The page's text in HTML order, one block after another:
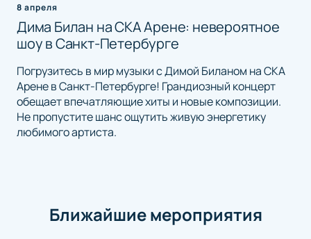
8 апреля
Дима Билан на СКА Арене: невероятное
шоу в Санкт-Петербурге
Погрузитесь в мир музыки с Димой Биланом на СКА
Арене в Санкт-Петербурге! Грандиозный концерт
обещает впечатляющие хиты и новые композиции.
Не пропустите шанс ощутить живую энергетику
любимого артиста.
Ближайшие мероприятия